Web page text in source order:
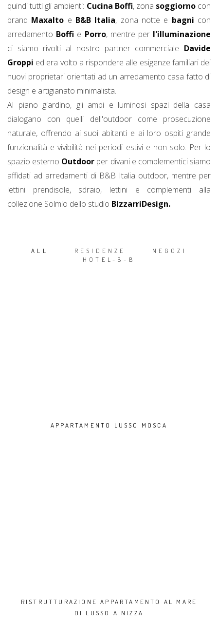
quindi tutti gli ambienti: Cucina Boffi, zona soggiornocon
brand Maxalto e B&B Italia, zona notte e bagni con
arredamento Boffi e Porro, mentre per l'illuminazione
ci siamo rivolti al nostro partner commerciale Davide
Groppi ed era volto a rispondere alle esigenze familiari dei
nuovi proprietari orientati ad un arredamento casa fatto di
design e artigianato minimalista.
Al piano giardino, gli ampi e luminosi spazi della casa
dialogano con quelli dell'outdoor come prosecuzione
naturale, offrendo ai suoi abitanti e ai loro ospiti grande
funzionalità e vivibilità nei periodi estivi e non solo. Per lo
spazio esterno Outdoor per divani e complementici siamo
affidati ad arredamenti di B&B Italia outdoor, mentre per
lettini prendisole, sdraio, lettini e complementi alla
collezione Solmio dello studio BIzzarriDesign.
ALL RESIDENZE
NEGOZI
HOTEL-B-B
APPARTAMENTO LUSSO MOSCA
RISTRUTTURAZIONE APPARTAMENTO AL MARE
DI LUSSO A NIZZA